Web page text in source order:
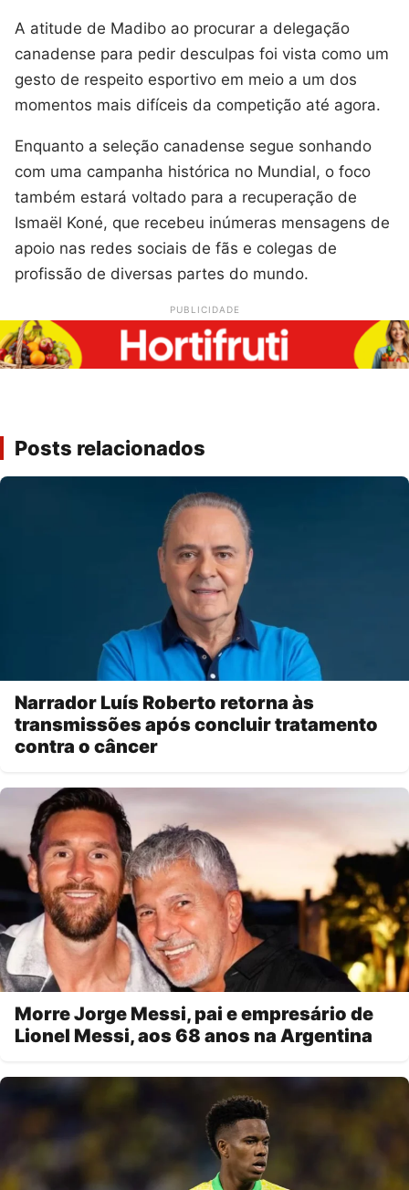
A atitude de Madibo ao procurar a delegação
canadense para pedir desculpas foi vista como um
gesto de respeito esportivo em meio a um dos
momentos mais difíceis da competição até agora.
Enquanto a seleção canadense segue sonhando
com uma campanha histórica no Mundial, o foco
também estará voltado para a recuperação de
Ismaël Koné, que recebeu inúmeras mensagens de
apoio nas redes sociais de fãs e colegas de
profissão de diversas partes do mundo.
PUBLICIDADE
Posts relacionados
Narrador Luís Roberto retorna às
transmissões após concluir tratamento
contra o câncer
Morre Jorge Messi, pai e empresário de
Lionel Messi, aos 68 anos na Argentina